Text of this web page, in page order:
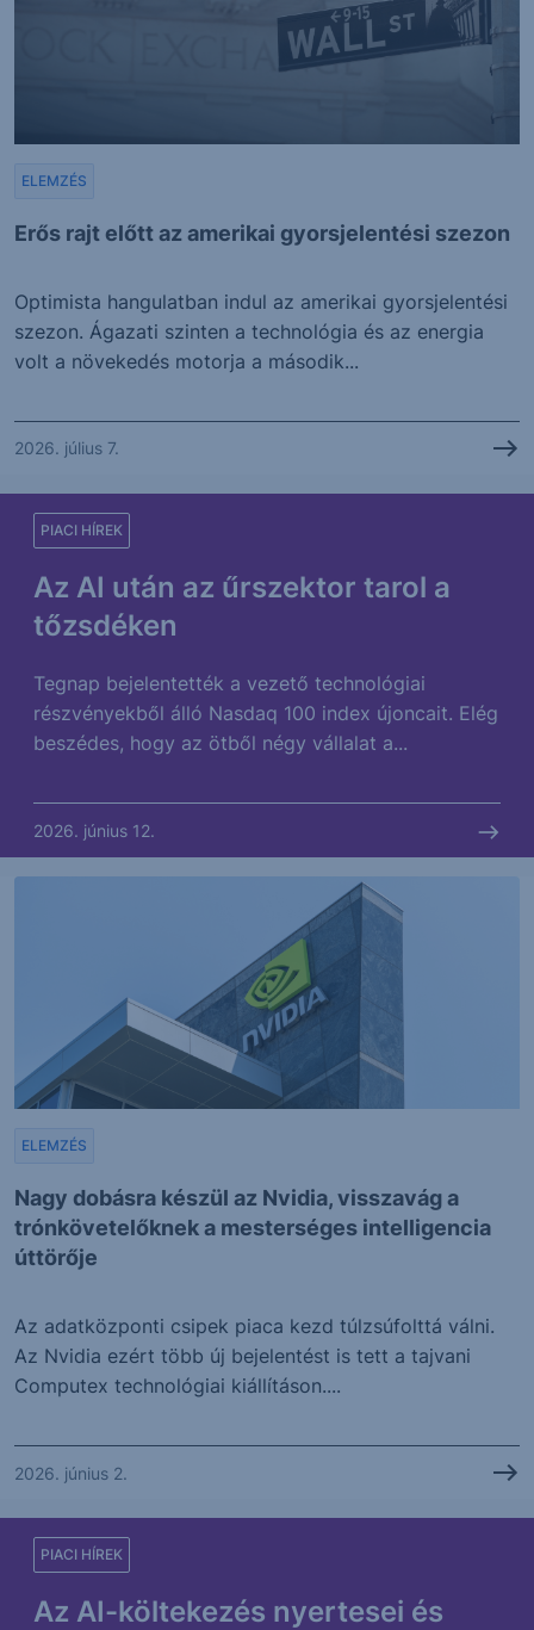
Erős rajt előtt az amerikai gyorsjelentési szezon
ELEMZÉS
Optimista hangulatban indul az amerikai gyorsjelentési
szezon. Ágazati szinten a technológia és az energia
volt a növekedés motorja a második...
2026. július 7.
Az AI után az űrszektor tarol a
tőzsdéken
PIACI HÍREK
Tegnap bejelentették a vezető technológiai
részvényekből álló Nasdaq 100 index újoncait. Elég
beszédes, hogy az ötből négy vállalat a...
2026. június 12.
Nagy dobásra készül az Nvidia, visszavág a
trónkövetelőknek a mesterséges intelligencia
úttörője
ELEMZÉS
Az adatközponti csipek piaca kezd túlzsúfolttá válni.
Az Nvidia ezért több új bejelentést is tett a tajvani
Computex technológiai kiállításon....
2026. június 2.
Az AI-költekezés nyertesei és
PIACI HÍREK